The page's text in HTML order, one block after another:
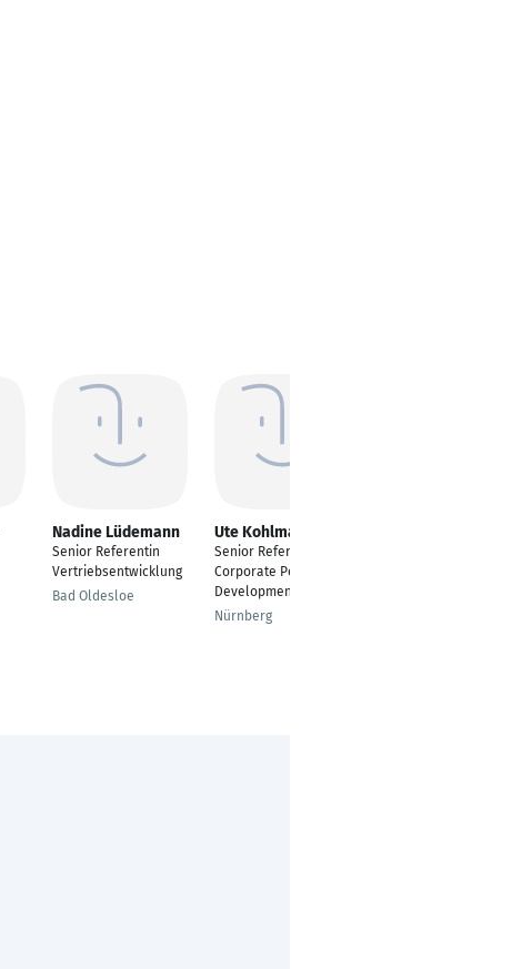
Nadine Lüdemann
Senior Referentin
Vertriebsentwicklung
Bad Oldesloe
Ute Kohlmann
Senior Referentin
Corporate Personnel
Development
Nürnberg